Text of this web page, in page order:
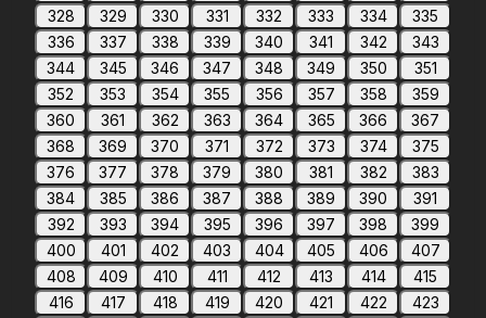
328
329 330 331 332 333 334
335
336
337 338 339 340 341 342
343
344
345 346 347 348 349 350
351
352
353 354 355 356 357 358
359
360
361 362 363 364 365 366
367
368
369 370 371 372 373 374
375
376
377 378 379 380 381 382
383
384
385 386 387 388 389 390
391
392
393 394 395 396 397 398
399
400
401 402 403 404 405 406
407
408
409 410 411 412 413 414
415
416
417 418 419 420 421 422 423